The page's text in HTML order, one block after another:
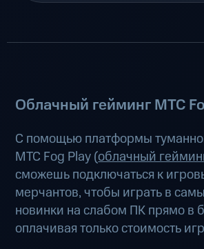
Облачный гейминг МТС
С помощью платформы
МТС Fog Play (облачный
сможешь подключаться к
мерчантов, чтобы играть в
новинки на слабом ПК прямо в
оплачивая только стоимость